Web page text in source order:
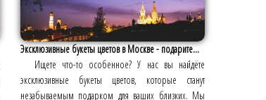
Эксклюзивные букеты цветов в Москве - подарите...
Ищете что-то особенное? У нас вы найдёте
эксклюзивные букеты цветов, которые станут
незабываемым подарком для ваших близких. Мы